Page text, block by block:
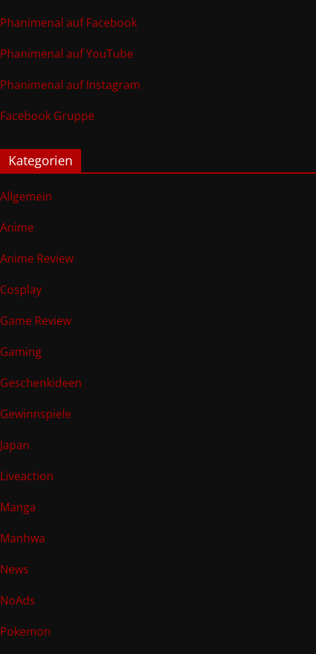
Phanimenal auf Facebook
Phanimenal auf YouTube
Phanimenal auf Instagram
Facebook Gruppe
Kategorien
Allgemein
Anime
Anime Review
Cosplay
Game Review
Gaming
Geschenkideen
Gewinnspiele
Japan
Liveaction
Manga
Manhwa
News
NoAds
Pokemon